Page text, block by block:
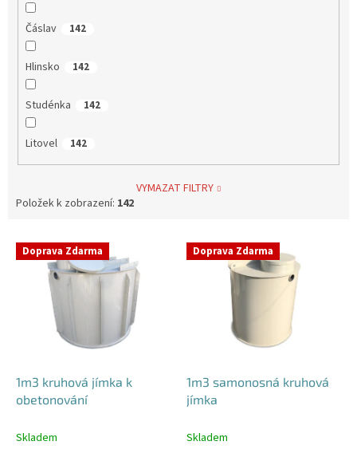
Čáslav 142
Hlinsko 142
Studénka 142
Litovel 142
VYMAZAT FILTRY
Položek k zobrazení: 142
V Doprava Zdarma
1m3 kruhová jímka k
obetonování
Skladem
Doprava Zdarma
1m3 samonosná kruhová
jímka
Skladem